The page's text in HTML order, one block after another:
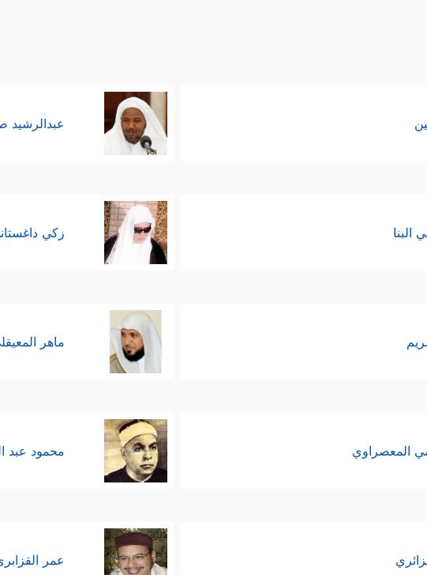
عبدالرشيد
البنا زكي
ماهر
المعصراوي محمود عبد
عمر